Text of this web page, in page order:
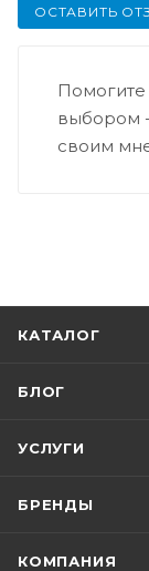
ОСТАВИТЬ
Помогите
выбором
своим
КАТАЛОГ
БЛОГ
УСЛУГИ
БРЕНДЫ
КОМПАНИЯ